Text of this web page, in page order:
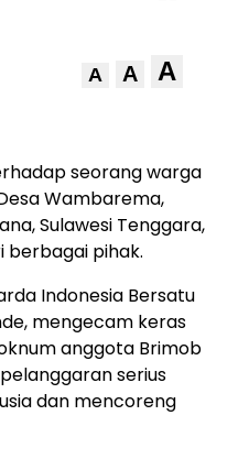
A A A
seorang warga
Wambarema,
Sulawesi Tenggara,
berbagai pihak.
Indonesia Bersatu
mengecam keras
anggota Brimob
serius
dan mencoreng